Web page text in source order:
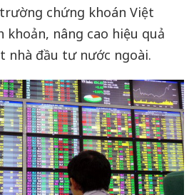
chứng khoán Việt
nâng cao hiệu quả
nhà đầu tư nước ngoài.